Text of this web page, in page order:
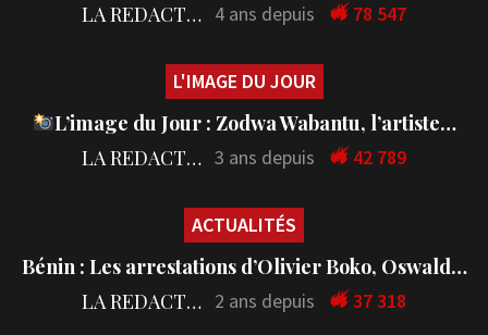
LA REDACTION 4 ans depuis 78 547
L'IMAGE DU JOUR
L’image du Jour : Zodwa Wabantu, l’artiste…
LA REDACTION 3 ans depuis 42 789
ACTUALITÉS
Bénin : Les arrestations d’Olivier Boko, Oswald…
LA REDACTION 2 ans depuis 37 318